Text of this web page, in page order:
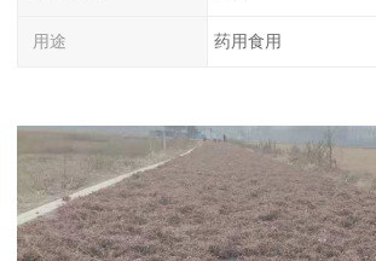
用途 药用食用